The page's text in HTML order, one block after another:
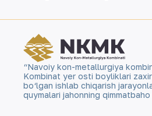
“Navoiy kon-metallurgiya
Kombinat yer osti boyliklari
bo‘lgan ishlab chiqarish
quymalari jahonning